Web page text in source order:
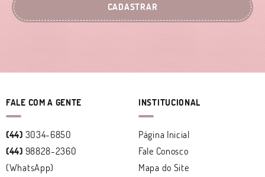
CADASTRAR
FALE COM A GENTE
(44) 3034-6850
(44) 98828-2360
(WhatsApp)
INSTITUCIONAL
Página Inicial
Fale Conosco
Mapa do Site